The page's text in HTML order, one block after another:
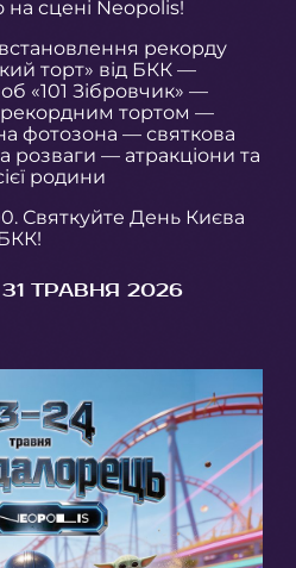
на сцені Neopolis!
рекорду
торт» від БКК —
«101 Зібровчик» —
тортом —
фотозона — святкова
розваги — атракціони та
родини
Святкуйте День Києва
ТРАВНЯ 2026